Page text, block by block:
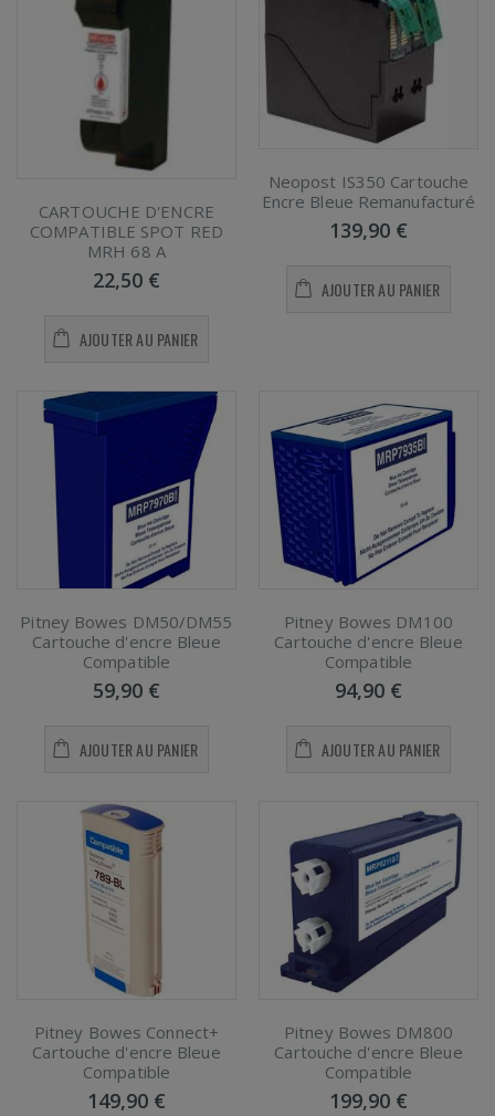
CARTOUCHE D'ENCRE
COMPATIBLE SPOT RED
MRH 68 A
22,50 €
AJOUTER AU PANIER
Neopost IS350 Cartouche
Encre Bleue Remanufacturé
139,90 €
AJOUTER AU PANIER
Pitney Bowes DM50/DM55
Cartouche d'encre Bleue
Compatible
59,90 €
AJOUTER AU PANIER
Pitney Bowes DM100
Cartouche d'encre Bleue
Compatible
94,90 €
AJOUTER AU PANIER
Pitney Bowes Connect+
Cartouche d'encre Bleue
Compatible
149,90 €
Pitney Bowes DM800
Cartouche d'encre Bleue
Compatible
199,90 €